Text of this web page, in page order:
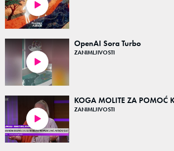
OpenAI Sora Turbo
ZANIMLJIVOSTI
KOGA MOLITE ZA POMOĆ
ZANIMLJIVOSTI